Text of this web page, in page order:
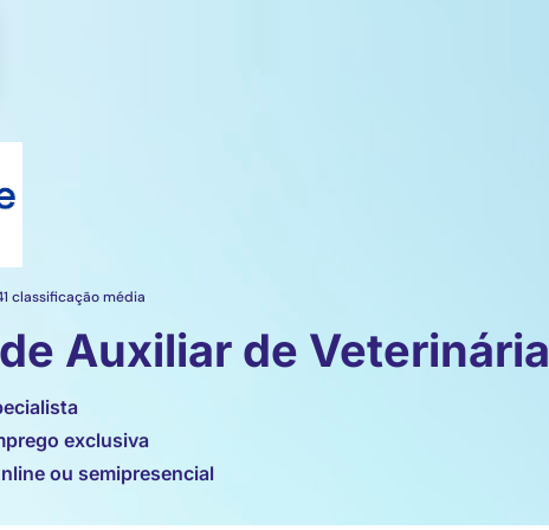
classificação média
Auxiliar de Veterinária
exclusiva
ou semipresencial